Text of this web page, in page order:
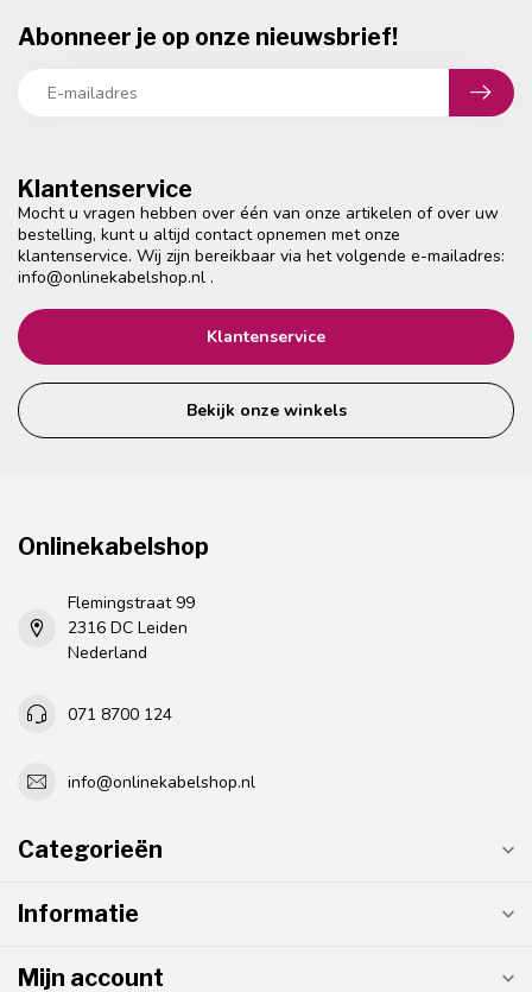
Klantenservice
Mocht u vragen hebben over één van onze artikelen of over uw
bestelling, kunt u altijd contact opnemen met onze
klantenservice. Wij zijn bereikbaar via het volgende e-mailadres:
info@onlinekabelshop.nl .
Klantenservice
Bekijk onze winkels
Abonneer je op onze nieuwsbrief!
Onlinekabelshop
Flemingstraat 99
2316 DC Leiden
Nederland
071 8700 124
info@onlinekabelshop.nl
Categorieën
Informatie
Mijn account